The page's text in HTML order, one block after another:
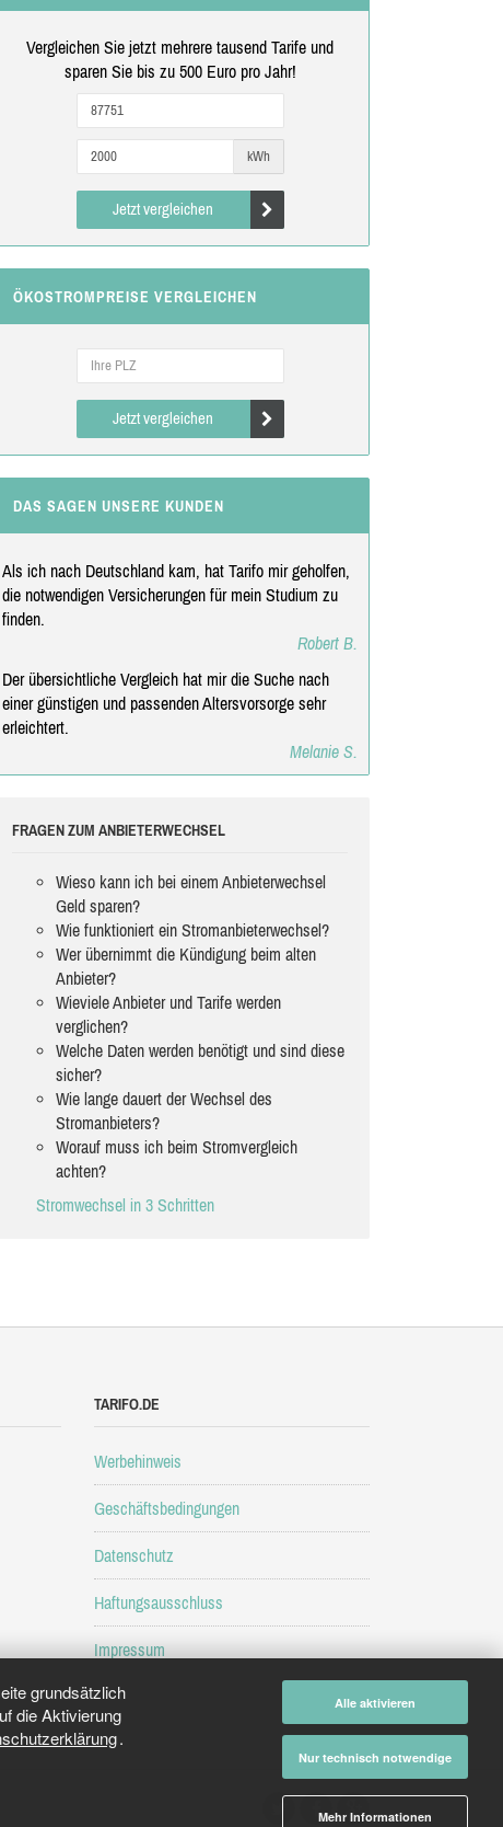
grundsätzlich
die Aktivierung
.
Alle aktivieren
Nur technisch notwendige
Mehr Informationen
Vergleichen Sie jetzt mehrere tausend Tarife und
sparen Sie bis zu 500 Euro pro Jahr!
kWh
Jetzt vergleichen
ÖKOSTROMPREISE VERGLEICHEN
Jetzt vergleichen
DAS SAGEN UNSERE KUNDEN
Als ich nach Deutschland kam, hat Tarifo mir geholfen,
die notwendigen Versicherungen für mein Studium zu
finden.
Robert B.
Der übersichtliche Vergleich hat mir die Suche nach
einer günstigen und passenden Altersvorsorge sehr
erleichtert.
Melanie S.
FRAGEN ZUM ANBIETERWECHSEL
Wieso kann ich bei einem Anbieterwechsel
Geld sparen?
Wie funktioniert ein Stromanbieterwechsel?
Wer übernimmt die Kündigung beim alten
Anbieter?
Wieviele Anbieter und Tarife werden
verglichen?
Welche Daten werden benötigt und sind diese
sicher?
Wie lange dauert der Wechsel des
Stromanbieters?
Worauf muss ich beim Stromvergleich
achten?
Stromwechsel in 3 Schritten
TARIFO.DE
Werbehinweis
Geschäftsbedingungen
Datenschutz
Haftungsausschluss
Impressum